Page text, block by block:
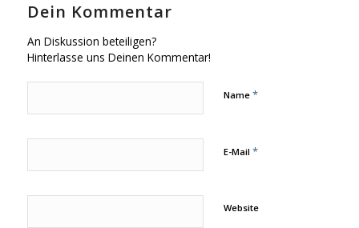
Dein Kommentar
An Diskussion beteiligen?
Hinterlasse uns Deinen Kommentar!
Name *
E-Mail *
Website